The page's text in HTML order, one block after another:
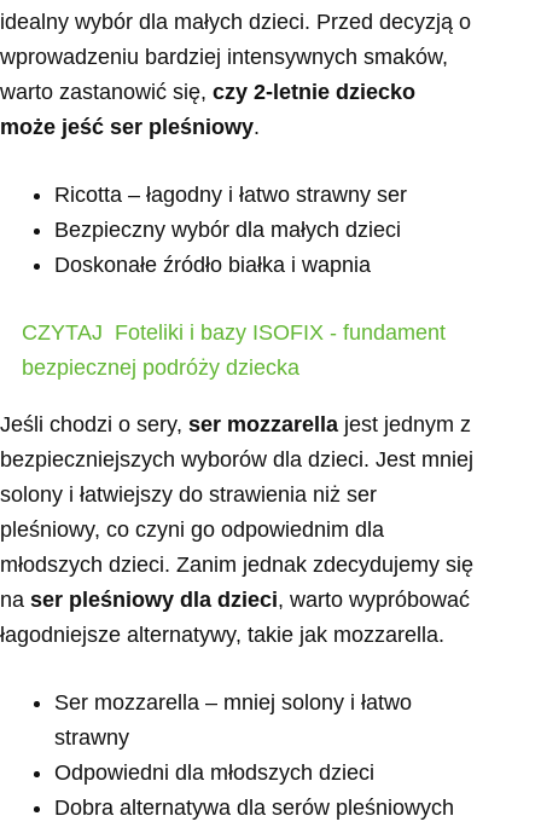
idealny wybór dla małych dzieci. Przed decyzją o
wprowadzeniu bardziej intensywnych smaków,
warto zastanowić się, czy 2-letnie dziecko
może jeść ser pleśniowy.
Ricotta – łagodny i łatwo strawny ser
Bezpieczny wybór dla małych dzieci
Doskonałe źródło białka i wapnia
CZYTAJ Foteliki i bazy ISOFIX - fundament
bezpiecznej podróży dziecka
Jeśli chodzi o sery, ser mozzarella jest jednym z
bezpieczniejszych wyborów dla dzieci. Jest mniej
solony i łatwiejszy do strawienia niż ser
pleśniowy, co czyni go odpowiednim dla
młodszych dzieci. Zanim jednak zdecydujemy się
na ser pleśniowy dla dzieci, warto wypróbować
łagodniejsze alternatywy, takie jak mozzarella.
Ser mozzarella – mniej solony i łatwo
strawny
Odpowiedni dla młodszych dzieci
Dobra alternatywa dla serów pleśniowych